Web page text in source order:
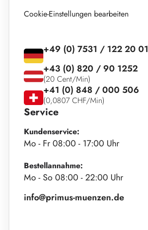
Cookie-Einstellungen bearbeiten
Service
Kundenservice:
Mo - Fr 08:00 - 17:00 Uhr
Bestellannahme:
Mo - So 08:00 - 22:00 Uhr
info@primus-muenzen.de
+49 (0) 7531 / 122 20 01
+43 (0) 820 / 90 1252
(20 Cent/Min)
+41 (0) 848 / 000 506
(0,0807 CHF/Min)